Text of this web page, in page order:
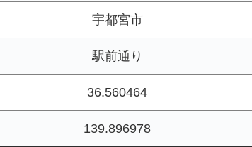
宇都宮市
駅前通り
36.560464
139.896978